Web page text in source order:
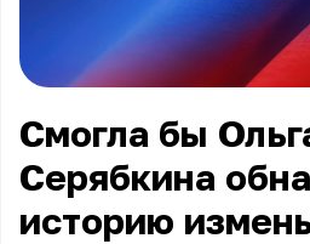
Смогла бы
Серябкина
историю